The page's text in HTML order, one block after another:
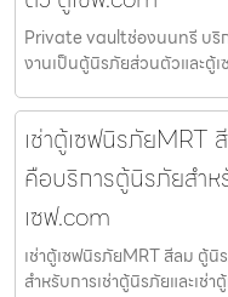
Private vaultช่องนนทรี บริก
งานเป็นตู้นิรภัยส่วนตัวและตู้
เช่าตู้เซฟนิรภัยMRT
คือบริการตู้นิรภัยสำห
เซฟ.com
เช่าตู้เซฟนิรภัยMRT สีลม ตู้นิ
สำหรับการเช่าตู้นิรภัยและเช่า